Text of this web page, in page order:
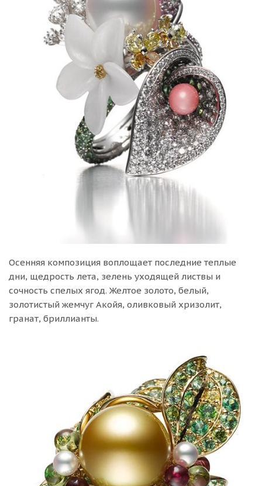
Осенняя композиция воплощает последние теплые
дни, щедрость лета, зелень уходящей листвы и
сочность спелых ягод. Желтое золото, белый,
золотистый жемчуг Акойя, оливковый хризолит,
гранат, бриллианты.